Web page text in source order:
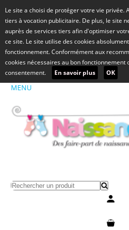
Le site a choisi de protéger votre vie privée.
tiers à vocation publicitaire. De plus, le site
auprès de services tiers afin d'optimiser
ce site. Le site utilise des cookies
fonctionnement. Conformément aux
cookies nécessaires au bon fonctionnement
consentement.
En savoir plus OK
MENU